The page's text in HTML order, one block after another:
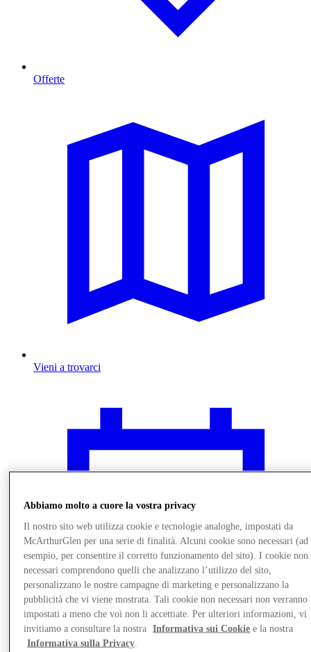
Offerte
Vieni a trovarci
Abbiamo molto a cuore la vostra privacy
Il nostro sito web utilizza cookie e tecnologie analoghe, impostati da
McArthurGlen per una serie di finalità. Alcuni cookie sono necessari (ad
esempio, per consentire il corretto funzionamento del sito). I cookie non
necessari comprendono quelli che analizzano l’utilizzo del sito,
personalizzano le nostre campagne di marketing e personalizzano la
pubblicità che vi viene mostrata. Tali cookie non necessari non verranno
impostati a meno che voi non li accettiate. Per ulteriori informazioni, vi
invitiamo a consultare la nostra
Informativa sui Cookie e la nostra
Informativa sulla Privacy